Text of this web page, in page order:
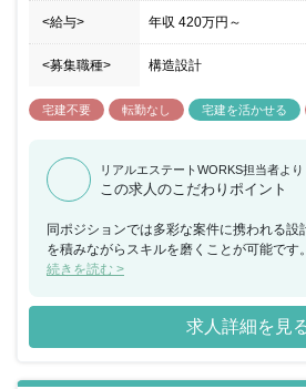
<給与> 年収 420万円 ～
<募集職種> 構造設計
宅建不要 転勤なし 宅建を活かせる
リアルエステートWORKS担当者より
この求人のこだわりポイント
同ポジションでは多彩な案件に携われる設
を積みながらスキルを磨くことが可能です
目指しており、労働時間の短縮にも会社を
システムを導入するなどして労働環境の改
厚生も充実しており、各種資格手当や時短
豊かさ》を実現すべく、様々な働きやすい
続きを読む >
求人詳細を見